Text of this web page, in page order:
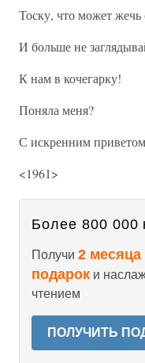
Тоску, что может жечь
И больше не
К нам в кочегарку!
Поняла меня?
С искренним приветом
<1961>
Более 800 000
Получи 2
подарок и
чтением
ПОЛУЧИТЬ